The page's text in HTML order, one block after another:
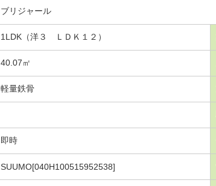
ブリジャール
1LDK（洋３ ＬＤＫ１２）
40.07㎡
軽量鉄骨
即時
SUUMO[040H100515952538]